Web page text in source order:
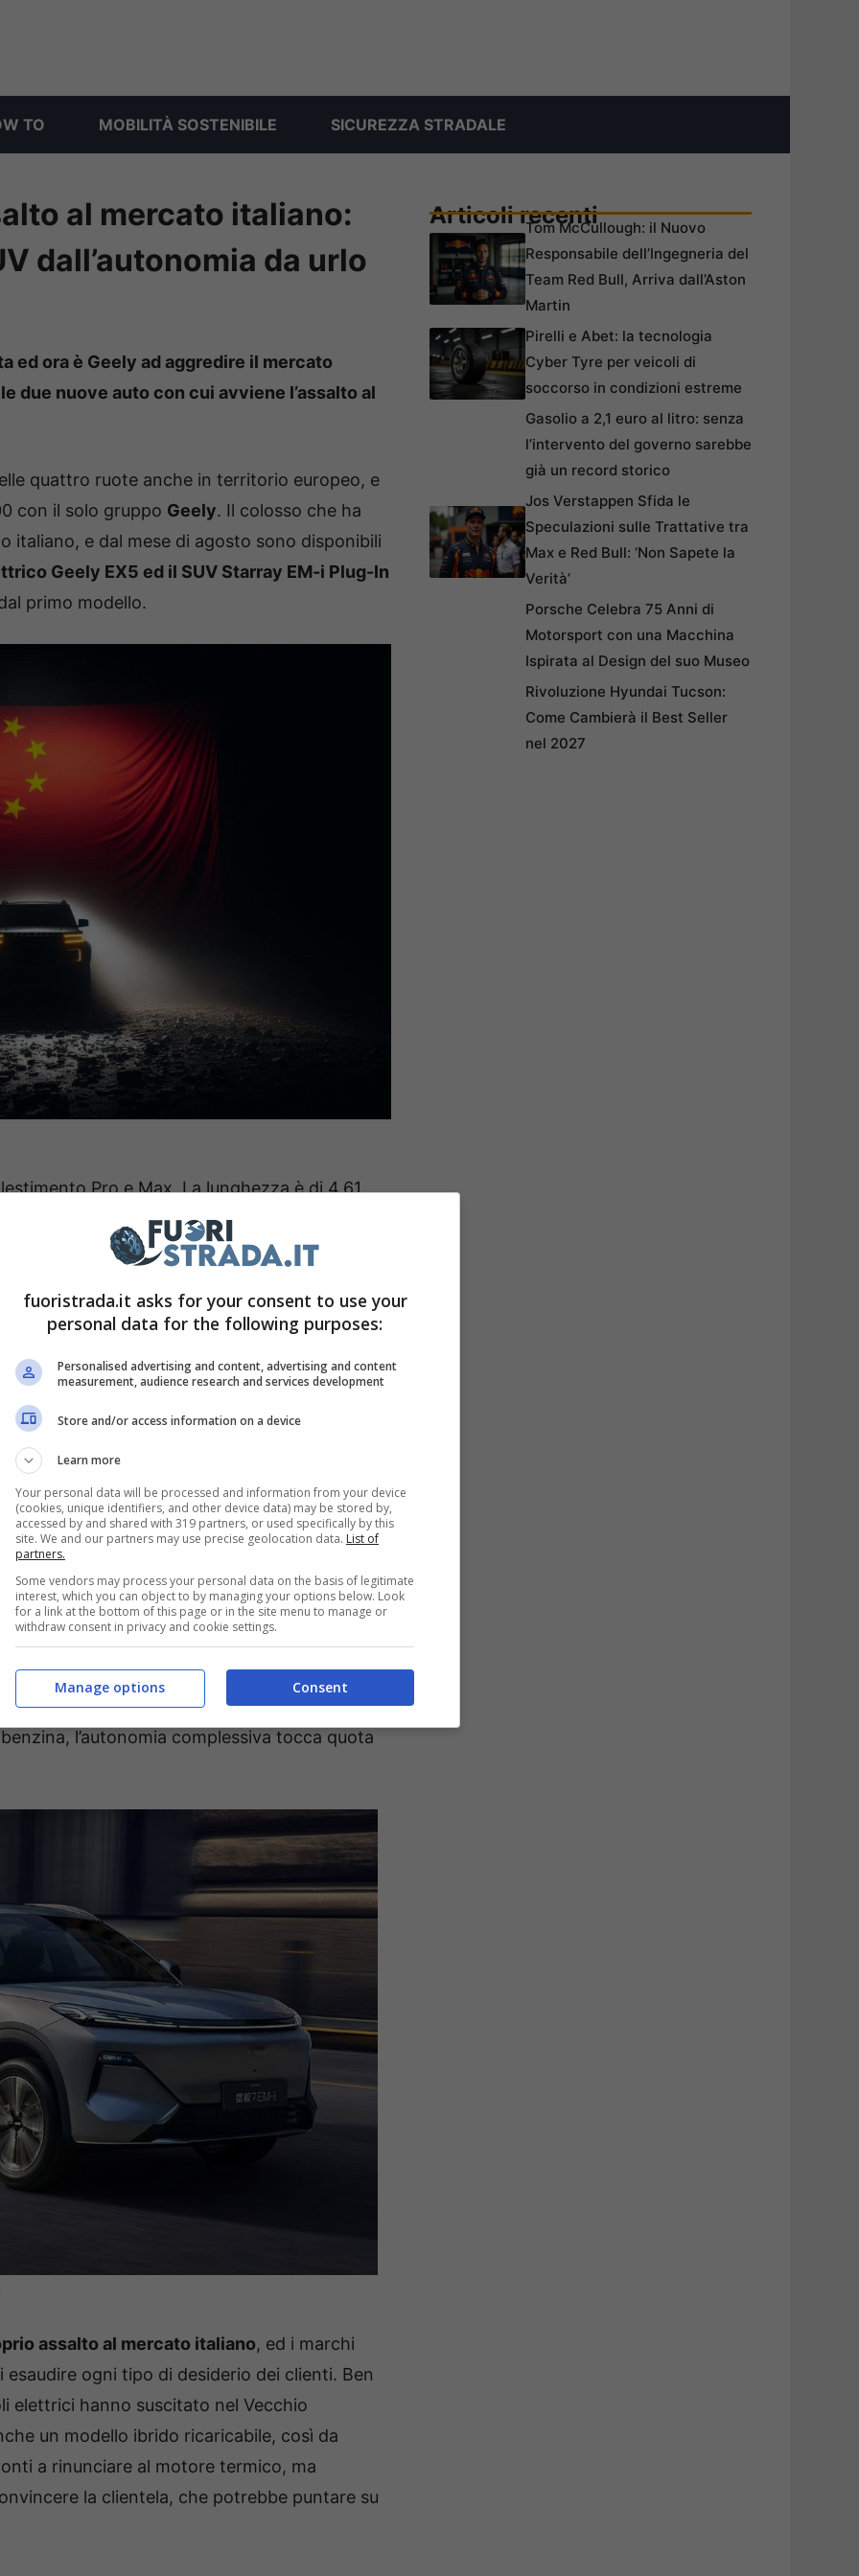
TO MOBILITÀ SOSTENIBILE SICUREZZA STRADALE
al mercato italiano:
dall’autonomia da urlo
ed ora è Geely ad aggredire il mercato
due nuove auto con cui avviene l’assalto al
quattro ruote anche in territorio europeo, e
con il solo gruppo Geely. Il colosso che ha
italiano, e dal mese di agosto sono disponibili
Geely EX5 ed il SUV Starray EM-i Plug-In
primo modello.
Pro e Max. La lunghezza è di 4,61
di 1,67 metri, con un passo di 2,75
e le forme levigate.Il motore che la spinge è
km. A bordo, c’è uno schermo
alla strumentazione da 10,2″. C’è anche un
tutte le info più utili.
Hybrid Starray-EM-i da 943
dotati di regolazione elettrica, con funzione
che ventilazione. Presente anche un sistema
capacità di carico pari a 1.877
EM-I Plug-In Hybrid, con un motore turbo
assieme ad un motore elettrico da 100
da 18,4 kWh che assicura 83 km di
con il motore termico del tutto spento. Se si
l’autonomia complessiva tocca quota
assalto al mercato italiano, ed i marchi
ogni tipo di desiderio dei clienti. Ben
elettrici hanno suscitato nel Vecchio
un modello ibrido ricaricabile, così da
a rinunciare al motore termico, ma
la clientela, che potrebbe puntare su
Articoli recentiTom McCullough: il Nuovo
Responsabile dell’Ingegneria del
Team Red Bull, Arriva dall’Aston
Martin
Pirelli e Abet: la tecnologia
Cyber Tyre per veicoli di
soccorso in condizioni estreme
Gasolio a 2,1 euro al litro: senza
l’intervento del governo sarebbe
già un record storico
Jos Verstappen Sfida le
Speculazioni sulle Trattative tra
Max e Red Bull: ‘Non Sapete la
Verità’
Porsche Celebra 75 Anni di
Motorsport con una Macchina
Ispirata al Design del suo Museo
Rivoluzione Hyundai Tucson:
Come Cambierà il Best Seller
nel 2027
fuoristrada.it asks for your consent to use your
personal data for the following purposes:
Personalised advertising and content, advertising and content
measurement, audience research and services development
Store and/or access information on a device
Learn more
Your personal data will be processed and information from your device
(cookies, unique identifiers, and other device data) may be stored by,
accessed by and shared with 319 partners, or used specifically by this
site. We and our partners may use precise geolocation data. List of
partners.
Some vendors may process your personal data on the basis of legitimate
interest, which you can object to by managing your options below. Look
for a link at the bottom of this page or in the site menu to manage or
withdraw consent in privacy and cookie settings.
Consent
Manage options